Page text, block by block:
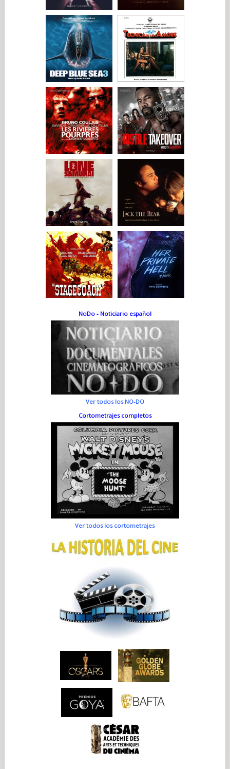
NoDo - Noticiario español
Ver todos los NO-DO
Cortometrajes completos
Ver todos los cortometrajes